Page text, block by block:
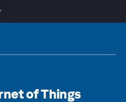
of Things